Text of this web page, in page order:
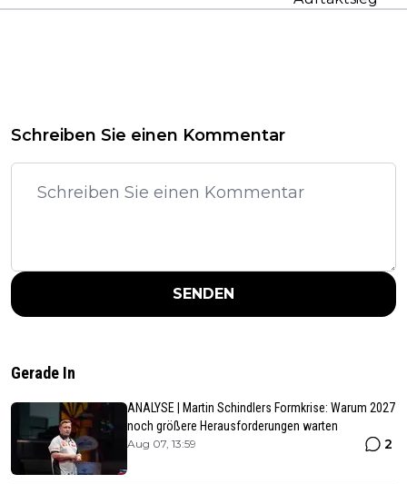
Schreiben Sie einen Kommentar
SENDEN
Gerade In
ANALYSE | Martin Schindlers Formkrise: Warum 2027
noch größere Herausforderungen warten
Aug 07, 13:59 2